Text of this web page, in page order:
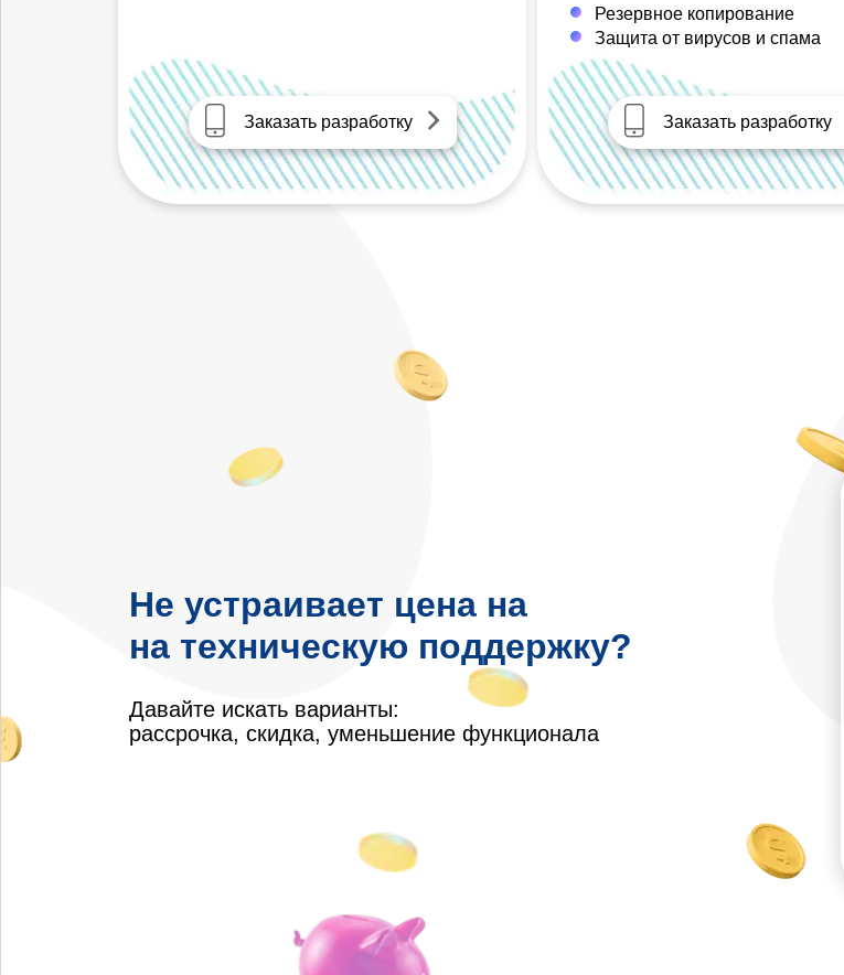
Заказать разработку
Резервное копирование
Защита от вирусов и спама
Заказать разработку
Не устраивает цена на
на техническую поддержку?
Давайте искать варианты:
рассрочка, скидка, уменьшение функционала